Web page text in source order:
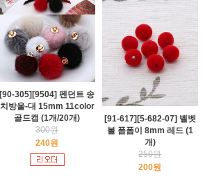
[90-305][9504] 펜던트 송
치방울-대 15mm 11color
골드캡 (1개/20개)
300원
240원
[91-617][5-682-07] 벨벳
볼 폼폼이 8mm 레드 (1
개)
250원
200원